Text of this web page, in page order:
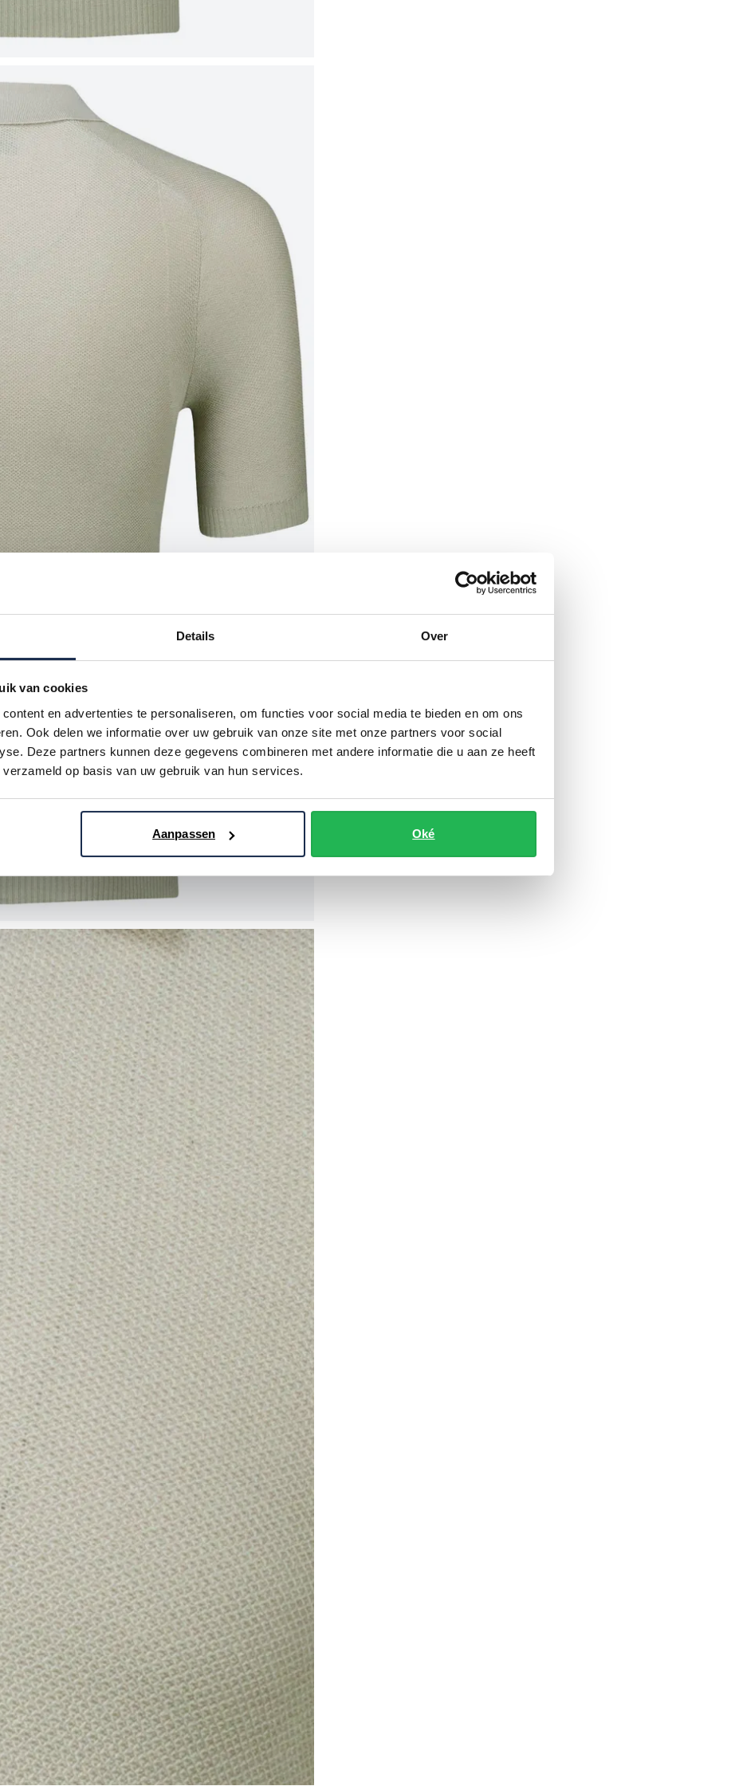
Details Over
van cookies
en advertenties te personaliseren, om functies voor social media te bieden en om ons
Ook delen we informatie over uw gebruik van onze site met onze partners voor social
Deze partners kunnen deze gegevens combineren met andere informatie die u aan ze heeft
op basis van uw gebruik van hun services.
Aanpassen Oké